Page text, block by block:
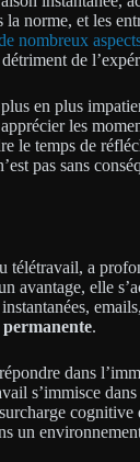
norme, et les
nombreux
de
en plus
les
le temps de
pas sans
télétravail, a
avantage, elle
.
dans
s’immisce
cognitive
un